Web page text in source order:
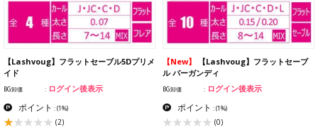
【Lashvoug】フラットセーブル5Dプリメ
イド
BG卸価 ログイン後表示
ポイント :(1%)
(2)
【New】
【Lashvoug】フラットセーブ
ル バーガンディ
BG卸価 ログイン後表示
ポイント :(1%)
(0)